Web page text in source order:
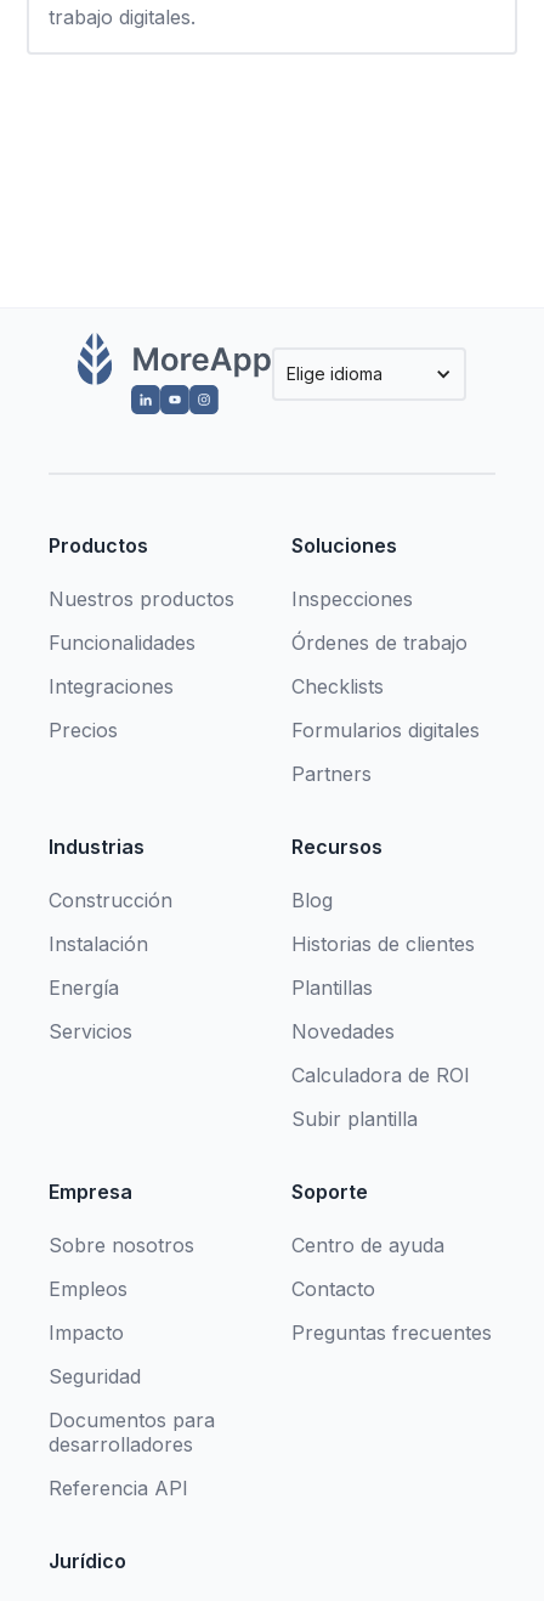
trabajo digitales.
Elige idioma
Productos
Nuestros productos
Funcionalidades
Integraciones
Precios
Soluciones
Inspecciones
Órdenes de trabajo
Checklists
Formularios digitales
Partners
Industrias
Construcción
Instalación
Energía
Servicios
Recursos
Blog
Historias de clientes
Plantillas
Novedades
Calculadora de ROI
Subir plantilla
Empresa
Sobre nosotros
Empleos
Impacto
Seguridad
Documentos para
desarrolladores
Referencia API
Soporte
Centro de ayuda
Contacto
Preguntas frecuentes
Jurídico